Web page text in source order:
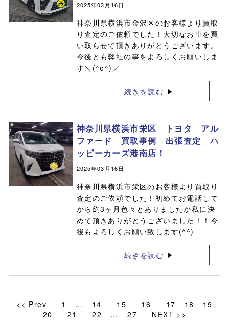
2025年03月16日
神奈川県横浜市金沢区のお客様より買取
り査定のご依頼でした！大切なお車を買
い取らせて頂きありがとうございます。
今後とも弊社の事をよろしくお願いしま
す＼(^o^)／
続きを読む
神奈川県横浜市栄区 トヨタ アル
ファード 買取事例 出張査定 ハ
ッピーカーズ港南店！
2025年03月16日
神奈川県横浜市栄区のお客様より買取り
査定のご依頼でした！初めてお電話して
から約3ヶ月色々とありましたが私に決
めて頂きありがとうございました！！今
後もよろしくお願い致します(^^)
続きを読む
<< Prev 1 … 14 15 16 17 18
19
20
21 22 … 27 NEXT >>